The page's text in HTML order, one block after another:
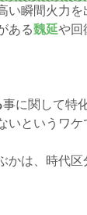
い瞬間火力
ある魏延や回
事に関して特
いというワ
かは、時代